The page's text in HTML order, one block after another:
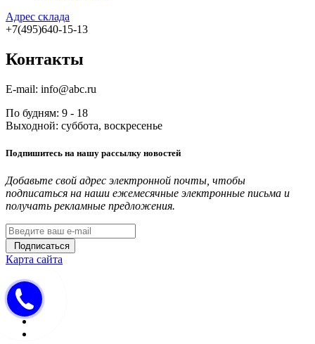
Адрес склада
+7(495)640-15-13
Контакты
E-mail: info@abc.ru
По будням: 9 - 18
Выходной: суббота, воскресенье
Подпишитесь на нашу рассылку новостей
Добавьте свой адрес электронной почты, чтобы
подписаться на наши ежемесячные электронные письма и
получать рекламные предложения.
Подписаться
Карта сайта